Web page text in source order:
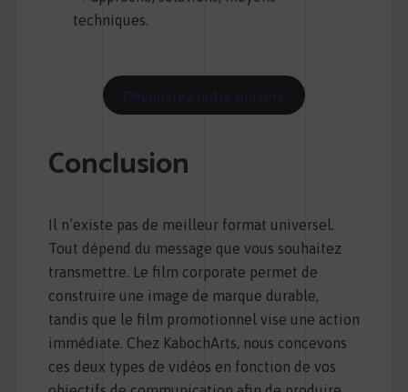
techniques.
Découvrez notre univers
Conclusion
Il n’existe pas de meilleur format universel.
Tout dépend du message que vous souhaitez
transmettre. Le film corporate permet de
construire une image de marque durable,
tandis que le film promotionnel vise une action
immédiate. Chez KabochArts, nous concevons
ces deux types de vidéos en fonction de vos